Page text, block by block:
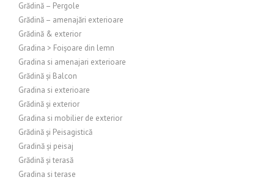
Grădină – Pergole
Grădină – amenajări exterioare
Grădină & exterior
Gradina > Foișoare din lemn
Gradina si amenajari exterioare
Grădină și Balcon
Gradina si exterioare
Grădină și exterior
Gradina si mobilier de exterior
Grădină și Peisagistică
Gradină și peisaj
Grădină și terasă
Gradina si terase